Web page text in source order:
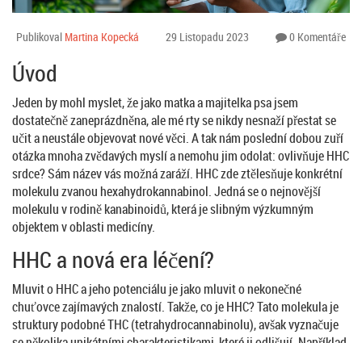
Publikoval Martina Kopecká 29 Listopadu 2023 0 Komentáře
Úvod
Jeden by mohl myslet, že jako matka a majitelka psa jsem
dostatečně zaneprázdněna, ale mé rty se nikdy nesnaží přestat se
učit a neustále objevovat nové věci. A tak nám poslední dobou zuří
otázka mnoha zvědavých myslí a nemohu jim odolat: ovlivňuje HHC
srdce? Sám název vás možná zaráží. HHC zde ztělesňuje konkrétní
molekulu zvanou hexahydrokannabinol. Jedná se o nejnovější
molekulu v rodině kanabinoidů, která je slibným výzkumným
objektem v oblasti medicíny.
HHC a nová era léčení?
Mluvit o HHC a jeho potenciálu je jako mluvit o nekonečné
chuťovce zajímavých znalostí. Takže, co je HHC? Tato molekula je
struktury podobné THC (tetrahydrocannabinolu), avšak vyznačuje